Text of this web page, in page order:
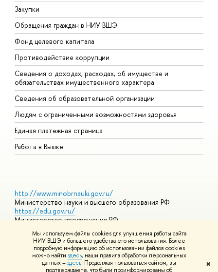
Мы используем файлы cookies для улучшения работы сайта
НИУ ВШЭ и большего удобства его использования. Более
подробную информацию об использовании файлов cookies
можно найти здесь, наши правила обработки персональных
данных –здесь. Продолжая пользоваться сайтом, вы
подтверждаете, что были проинформированы об
✖
Закупки
Обращения граждан в НИУ ВШЭ
Фонд целевого капитала
Противодействие коррупции
Сведения о доходах, расходах, об имуществе и
обязательствах имущественного характера
Сведения об образовательной организации
Людям с ограниченными возможностями здоровья
Единая платежная страница
Работа в Вышке
http://www.minobrnauki.gov.ru/
Министерство науки и высшего образования РФ
https://edu.gov.ru/
Министерство просвещения РФ
Массовые открытые онлайн-курсы
© НИУ ВШЭ 1993–2026 Адреса и контактыУсловия